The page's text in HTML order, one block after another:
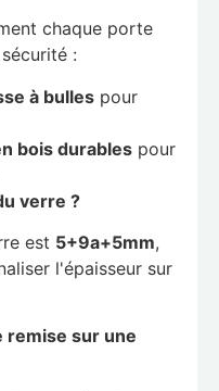
chaque porte
:
à bulles pour
bois durables pour
verre ?
est 5+9a+5mm,
l'épaisseur sur
remise sur une